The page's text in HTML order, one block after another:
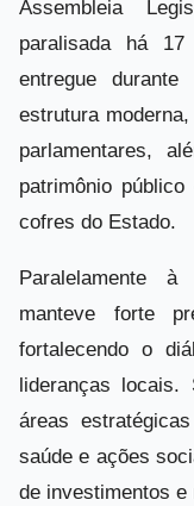
Assembleia
paralisada há
entregue
estrutura
parlamentares,
patrimônio
cofres do Estado.
Paralelamente à
manteve forte
fortalecendo o
lideranças locais.
áreas
saúde e ações
de investimentos